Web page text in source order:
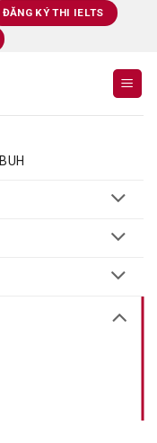
ĐĂNG KÝ THI IELTS